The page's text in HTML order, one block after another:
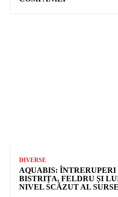
DIVERSE
AQUABIS:
BISTRIȚA, FELDRU ȘI
NIVEL SCĂZUT AL